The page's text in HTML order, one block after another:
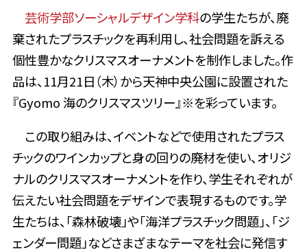
芸術学部ソーシャルデザイン学科の学生たちが、廃
棄されたプラスチックを再利用し、社会問題を訴える
個性豊かなクリスマスオーナメントを制作しました。作
品は、11月21日（木）から天神中央公園に設置された
『Gyomo 海のクリスマスツリー』※を彩っています。
この取り組みは、イベントなどで使用されたプラス
チックのワインカップと身の回りの廃材を使い、オリジ
ナルのクリスマスオーナメントを作り、学生それぞれが
伝えたい社会問題をデザインで表現するものです。学
生たちは、「森林破壊」や「海洋プラスチック問題」、「ジ
ェンダー問題」などさまざまなテーマを社会に発信す